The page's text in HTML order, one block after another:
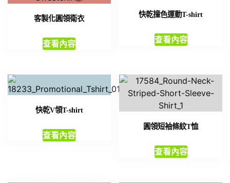
客製化圓領衛衣
查看內容
快乾撞色運動T-shirt
查看內容
快乾V領T-shirt
查看內容
圓領短袖條紋T恤
查看內容